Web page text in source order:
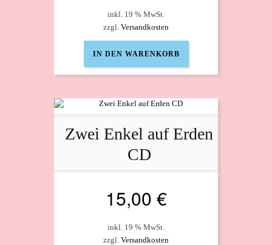
inkl. 19 % MwSt.
zzgl. Versandkosten
IN DEN WARENKORB
Zwei Enkel auf Erden
CD
15,00 €
inkl. 19 % MwSt.
zzgl. Versandkosten